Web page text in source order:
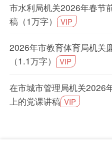
市水利局机关2026年春节
稿（1万字）
VIP
2026年市教育体育局机关
（1.1万字）
VIP
在市城市管理局机关2026
上的党课讲稿 VIP